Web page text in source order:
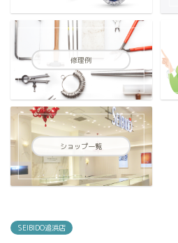
修理例
ショップ一覧
SEIBIDO追浜店